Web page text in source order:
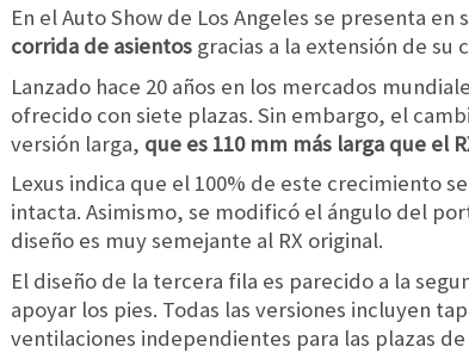
En el Auto Show de Los Angeles se presenta en
corrida de asientos gracias a la extensión de su
Lanzado hace 20 años en los mercados
ofrecido con siete plazas. Sin embargo, el
versión larga, que es 110 mm más larga que el
Lexus indica que el 100% de este crecimiento
intacta. Asimismo, se modificó el ángulo del
diseño es muy semejante al RX original.
El diseño de la tercera fila es parecido a la
apoyar los pies. Todas las versiones incluyen
ventilaciones independientes para las plazas de